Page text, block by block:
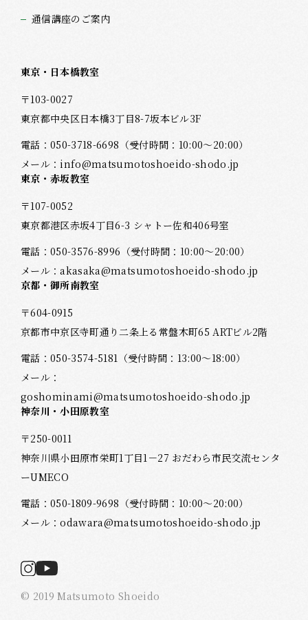
通信講座のご案内
東京・日本橋教室
〒103-0027
東京都中央区日本橋3丁目8-7坂本ビル3F
電話：050-3718-6698 （受付時間：10:00～20:00）
メール： info@matsumotoshoeido-shodo.jp
東京・赤坂教室
〒107-0052
東京都港区赤坂4丁目6-3 シャトー佐和406号室
電話：050-3576-8996 （受付時間：10:00～20:00）
メール：akasaka@matsumotoshoeido-shodo.jp
京都・御所南教室
〒604-0915
京都市中京区寺町通り二条上る常盤木町65 ARTビル2階
電話：050-3574-5181 （受付時間：13:00～18:00）
メール：
goshominami@matsumotoshoeido-shodo.jp
神奈川・小田原教室
〒250-0011
神奈川県小田原市栄町1丁目1－27 おだわら市民交流センタ
ーUMECO
電話：050-1809-9698 （受付時間：10:00～20:00）
メール：odawara@matsumotoshoeido-shodo.jp
© 2019 Matsumoto Shoeido